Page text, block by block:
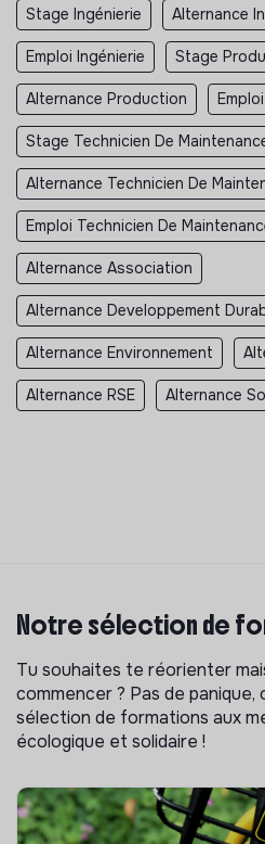
Stage Ingénierie Alternance
Emploi Ingénierie Stage
Alternance Production
Stage Technicien De
Alternance Technicien De
Emploi Technicien De
Alternance Association
Alternance Developpement
Alternance Environnement
Alternance RSE Alternance
Notre sélection de
Tu souhaites te réorienter
commencer ? Pas de
sélection de formations aux
écologique et solidaire !